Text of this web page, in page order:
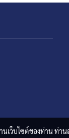
เว็บไซต์ของท่าน ท่า